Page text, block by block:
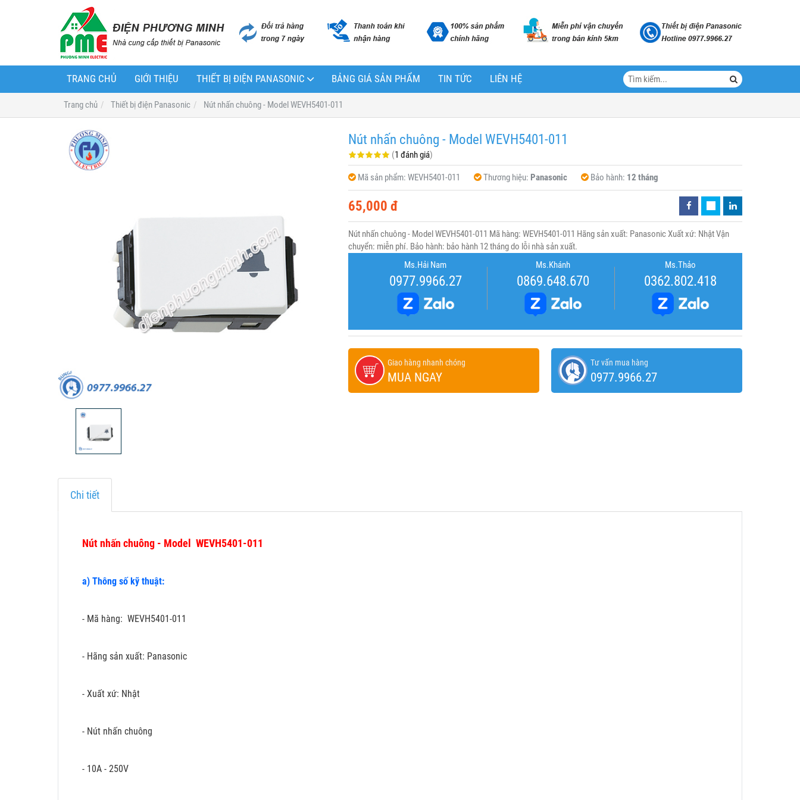
TRANG CHỦ GIỚI THIỆU THIẾT BỊ ĐIỆN PANASONIC BẢNG GIÁ SẢN PHẨM TIN TỨC LIÊN HỆ
Trang chủ Thiết bị điện Panasonic Nút nhấn chuông - Model WEVH5401-011
Nút nhấn chuông - Model WEVH5401-011
(1 đánh giá)
Mã sản phẩm: WEVH5401-011 Thương hiệu: Panasonic Bảo hành: 12 tháng
65,000 đ
Nút nhấn chuông - Model WEVH5401-011 Mã hàng: WEVH5401-011 Hãng sản xuất: Panasonic Xuất xứ: Nhật Vận
chuyển: miễn phí. Bảo hành: bảo hành 12 tháng do lỗi nhà sản xuất.
Ms.Hải Nam
0977.9966.27
Ms.Khánh
0869.648.670
Ms.Thảo
0362.802.418
Giao hàng nhanh chóng
MUA NGAY
Tư vấn mua hàng
0977.9966.27
Chi tiết
Nút nhấn chuông - Model WEVH5401-011
a) Thông số kỹ thuật:
- Mã hàng: WEVH5401-011
- Hãng sản xuất: Panasonic
- Xuất xứ: Nhật
- Nút nhấn chuông
- 10A - 250V